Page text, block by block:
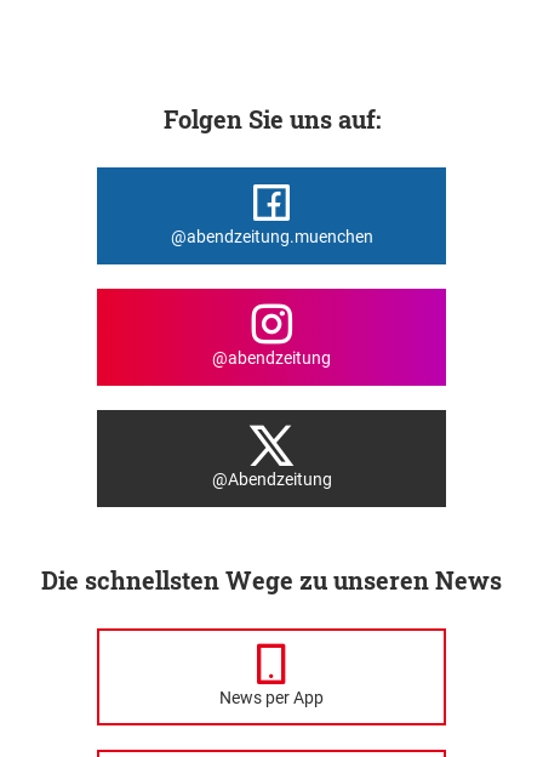
Folgen Sie uns auf:
@abendzeitung.muenchen
@abendzeitung
@Abendzeitung
Die schnellsten Wege zu unseren News
News per App